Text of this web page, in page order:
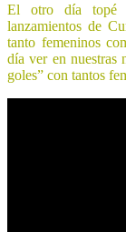
El otro día topé
lanzamientos de
tanto femeninos
día ver en nuestras
goles” con tantos